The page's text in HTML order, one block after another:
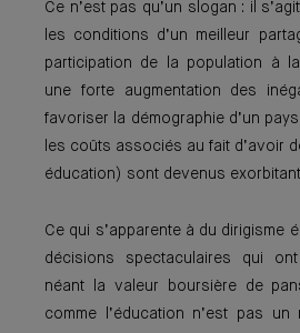
Ce n’est pas qu’un slogan : il
les conditions d’un meilleur
participation de la population à
une forte augmentation des
favoriser la démographie d’un
les coûts associés au fait d’avoir
éducation) sont devenus
Ce qui s’apparente à du dirigisme
décisions spectaculaires qui
néant la valeur boursière de
comme l’éducation n’est pas